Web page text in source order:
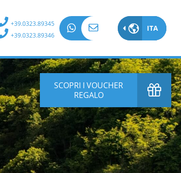
+39.0323.89345
+39.0323.89346
ITA
SCOPRI I VOUCHER
REGALO